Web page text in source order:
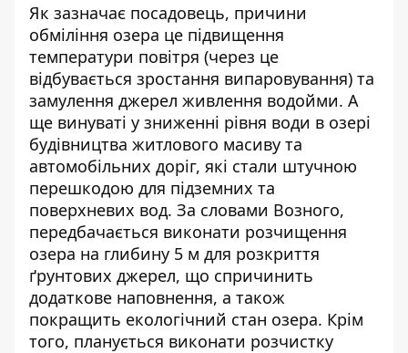
Як зазначає посадовець, причини
обміління озера це підвищення
температури повітря (через це
відбувається зростання випаровування) та
замулення джерел живлення водойми. А
ще винуваті у зниженні рівня води в озері
будівництва житлового масиву та
автомобільних доріг, які стали штучною
перешкодою для підземних та
поверхневих вод. За словами Возного,
передбачається виконати розчищення
озера на глибину 5 м для розкриття
ґрунтових джерел, що спричинить
додаткове наповнення, а також
покращить екологічний стан озера. Крім
того, планується виконати розчистку